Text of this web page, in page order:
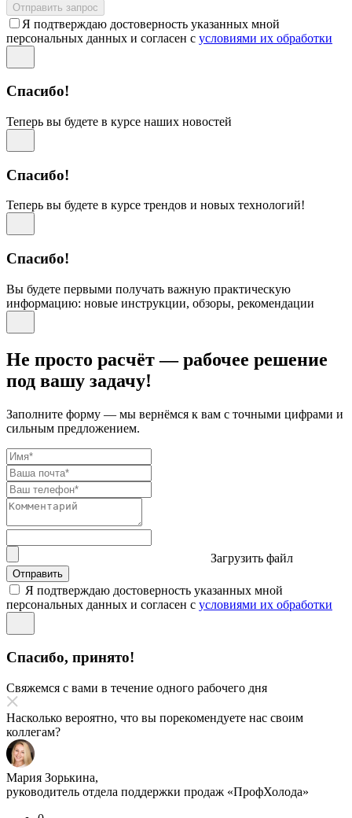
Отправить запрос
Я подтверждаю достоверность указанных мной
персональных данных и согласен с условиями их обработки
Спасибо!
Теперь вы будете в курсе наших новостей
Спасибо!
Теперь вы будете в курсе трендов и новых технологий!
Спасибо!
Вы будете первыми получать важную практическую
информацию: новые инструкции, обзоры, рекомендации
Не просто расчёт — рабочее решение
под вашу задачу!
Заполните форму — мы вернёмся к вам с точными цифрами и
сильным предложением.
Загрузить файл
Отправить
Я подтверждаю достоверность указанных мной
персональных данных и согласен с условиями их обработки
Спасибо, принято!
Свяжемся с вами в течение одного рабочего дня
Насколько вероятно, что вы порекомендуете нас своим
коллегам?
Мария Зорькина,
руководитель отдела поддержки продаж «ПрофХолода»